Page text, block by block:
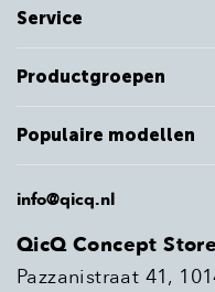
Service
Productgroepen
Populaire modellen
info@qicq.nl
QicQ Concept Store
Pazzanistraat 41,